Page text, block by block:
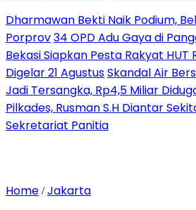
Dharmawan Bekti Naik Podium,
Porprov34 OPD Adu Gaya di
Bekasi Siapkan Pesta Rakyat HUT
Digelar 21 AgustusSkandal Air
Jadi Tersangka, Rp4,5 Miliar
Pilkades, Rusman S.H Diantar
Sekretariat Panitia
Home /Jakarta